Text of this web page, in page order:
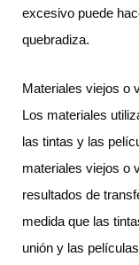
excesivo puede
quebradiza.
Materiales viejos o
Los materiales
las tintas y las
materiales viejos o
resultados de
medida que las
unión y las